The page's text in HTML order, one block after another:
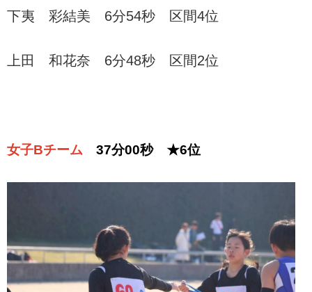
下夷 彩結美 6分54秒 区間4位
上田 和花奈 6分48秒 区間2位
女子Bチーム 37分00秒 ★6位